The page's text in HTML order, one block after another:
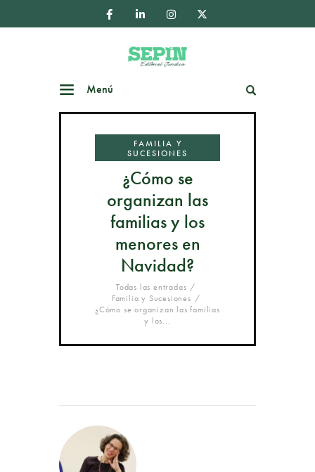
Menú
FAMILIA Y
SUCESIONES
¿Cómo se
organizan las
familias y los
menores en
Navidad?
Todas las entradas
Familia y Sucesiones
¿Cómo se organizan las familias
y los...